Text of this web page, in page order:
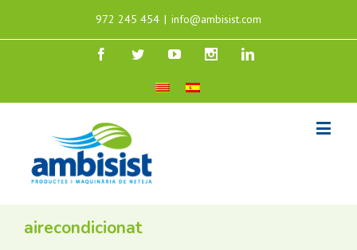
972 245 454 | info@ambisist.com
airecondicionat